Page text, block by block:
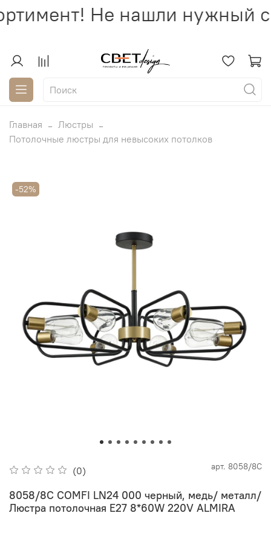
Не нашли нужный
Главная
Люстры
Потолочные люстры для невысоких потолков
-52%
(0) арт. 8058/8C
8058/8C COMFI LN24 000 черный, медь/ металл/
Люстра потолочная E27 8*60W 220V ALMIRA